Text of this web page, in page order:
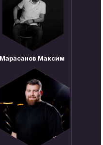
Марасанов Максим